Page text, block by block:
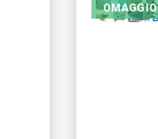
OMAGGIO